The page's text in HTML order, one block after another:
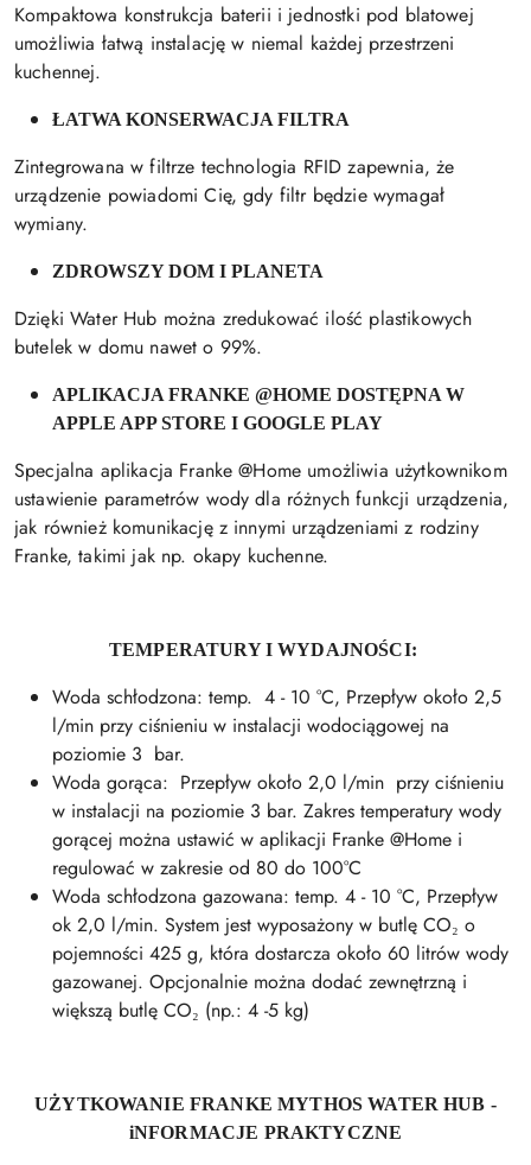
Kompaktowa konstrukcja baterii i jednostki pod blatowej
umożliwia łatwą instalację w niemal każdej przestrzeni
kuchennej.
ŁATWA KONSERWACJA FILTRA
Zintegrowana w filtrze technologia RFID zapewnia, że ​​
urządzenie powiadomi Cię, gdy filtr będzie wymagał
wymiany.
ZDROWSZY DOM I PLANETA
Dzięki Water Hub można zredukować ilość plastikowych
butelek w domu nawet o 99%.
APLIKACJA FRANKE @HOME DOSTĘPNA W
APPLE APP STORE I GOOGLE PLAY
Specjalna aplikacja Franke @Home umożliwia użytkownikom
ustawienie parametrów wody dla różnych funkcji urządzenia,
jak również komunikację z innymi urządzeniami z rodziny
Franke, takimi jak np. okapy kuchenne.
TEMPERATURY I WYDAJNOŚCI:
Woda schłodzona: temp. 4 - 10 °C, Przepływ około 2,5
l/min przy ciśnieniu w instalacji wodociągowej na
poziomie 3 bar.
Woda gorąca: Przepływ około 2,0 l/min przy ciśnieniu
w instalacji na poziomie 3 bar. Zakres temperatury wody
gorącej można ustawić w aplikacji Franke @Home i
regulować w zakresie od 80 do 100°C
Woda schłodzona gazowana: temp. 4 - 10 °C, Przepływ
ok 2,0 l/min. System jest wyposażony w butlę CO₂ o
pojemności 425 g, która dostarcza około 60 litrów wody
gazowanej. Opcjonalnie można dodać zewnętrzną i
większą butlę CO₂ (np.: 4 -5 kg)
UŻYTKOWANIE FRANKE MYTHOS WATER HUB -
iNFORMACJE PRAKTYCZNE